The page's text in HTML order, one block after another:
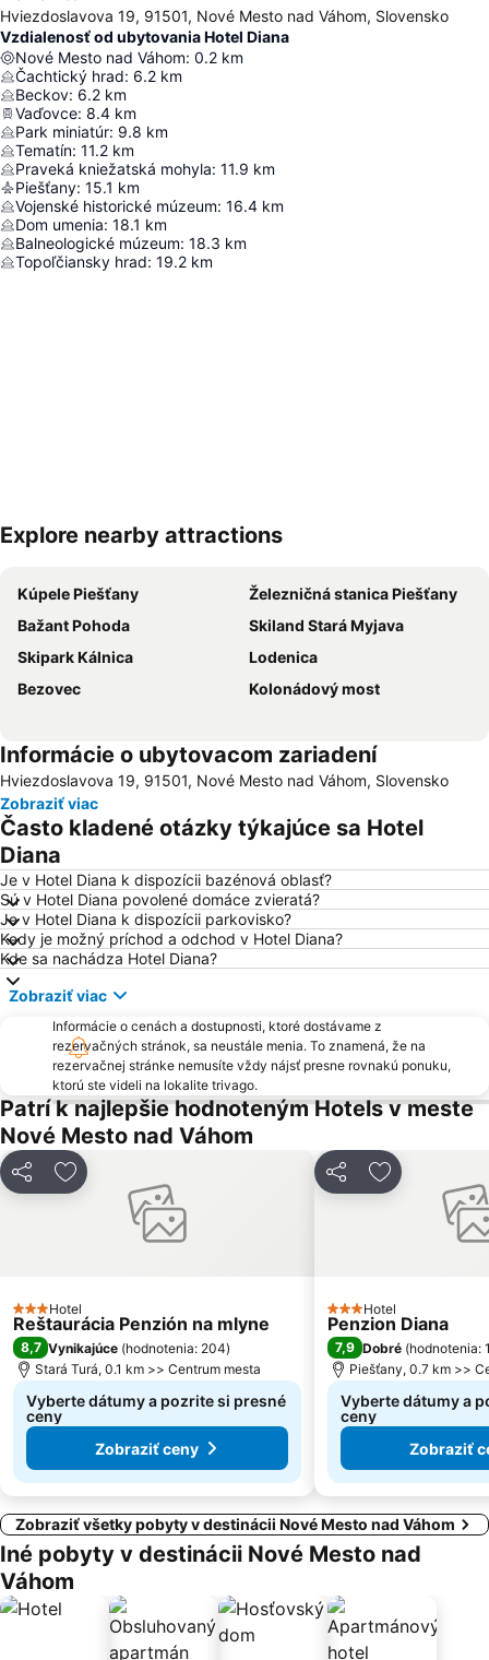
Hviezdoslavova 19, 91501, Nové Mesto nad Váhom, Slovensko
Vzdialenosť od ubytovania Hotel Diana
Nové Mesto nad Váhom: 0.2 km
Čachtický hrad: 6.2 km
Beckov: 6.2 km
Vaďovce: 8.4 km
Park miniatúr: 9.8 km
Tematín: 11.2 km
Praveká kniežatská mohyla: 11.9 km
Piešťany: 15.1 km
Vojenské historické múzeum: 16.4 km
Dom umenia: 18.1 km
Balneologické múzeum: 18.3 km
Topoľčiansky hrad: 19.2 km
Explore nearby attractions
Kúpele Piešťany
Železničná stanica Piešťany
Bažant Pohoda
Skiland Stará Myjava
Skipark Kálnica
Lodenica
Bezovec
Kolonádový most
Informácie o ubytovacom zariadení
Hviezdoslavova 19, 91501, Nové Mesto nad Váhom, Slovensko
Zobraziť viac
Často kladené otázky týkajúce sa Hotel
Diana
Je v Hotel Diana k dispozícii bazénová oblasť?
Sú v Hotel Diana povolené domáce zvieratá?
Je v Hotel Diana k dispozícii parkovisko?
Kedy je možný príchod a odchod v Hotel Diana?
Kde sa nachádza Hotel Diana?
Zobraziť viac
Informácie o cenách a dostupnosti, ktoré dostávame z
rezervačných stránok, sa neustále menia. To znamená, že na
rezervačnej stránke nemusíte vždy nájsť presne rovnakú ponuku,
ktorú ste videli na lokalite trivago.
Patrí k najlepšie hodnoteným Hotels v meste
Nové Mesto nad Váhom
ZdieľaťPridať do obľúbených
3 Počet hviezdičiek
Hotel
Reštaurácia Penzión na mlyne
8,7 Vynikajúce (hodnotenia: 204)
Stará Turá, 0.1 km >> Centrum mesta
Vyberte dátumy a pozrite si presné
ceny
Zobraziť ceny
ZdieľaťPridať do
3 Počet hviezdičiek
Hotel
Penzion Diana
7,9 Dobré (hodnotenia:
Piešťany, 0.7 km >>
Vyberte dátumy a
ceny
Zobraziť
Zobraziť všetky pobyty v destinácii Nové Mesto nad Váhom
Iné pobyty v destinácii Nové Mesto nad
Váhom